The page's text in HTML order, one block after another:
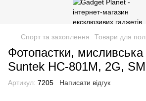
Спорт та захоплення Товари для
Фотопастки,
Suntek HC-801M, 2G,
Артикул: 7205 Написати відгук